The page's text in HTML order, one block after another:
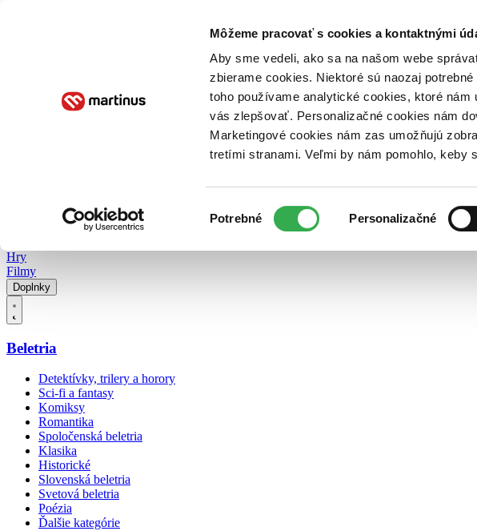
Môžeme pracovať s cookies a kontaktnými
Aby sme vedeli, ako sa na našom webe
zbierame cookies. Niektoré sú naozaj
toho používame analytické cookies, ktoré
vás zlepšovať. Personalizačné cookies nám
Marketingové cookies nám zas umožňujú
tretími stranami. Veľmi by nám pomohlo, keby
súhlasu
Potrebné Personalizačné
Poukážky Kontakt
Hry
Filmy
Doplnky
Beletria
Detektívky, trilery a horory
Sci-fi a fantasy
Komiksy
Romantika
Spoločenská beletria
Klasika
Historické
Slovenská beletria
Svetová beletria
Poézia
Ďalšie kategórie